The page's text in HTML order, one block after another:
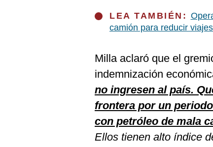
LEA TAMBIÉN:
camión para reducir
Milla aclaró que el
indemnización
no ingresen al país.
frontera por un
con petróleo de mala
Ellos tienen alto índice